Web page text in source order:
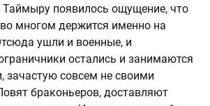
Таймыру появилось ощущение, что
во многом держится именно на
ушли и военные, и
остались и занимаются
совсем не своими
браконьеров, доставляют